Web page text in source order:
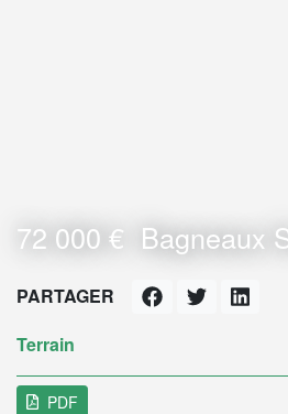
72 000 € Bagneaux
Terrain
PARTAGER
PDF